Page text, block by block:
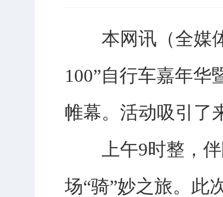
本网讯（全媒体
100”自行车嘉年华
帷幕。活动吸引了
上午9时整，伴
场“骑”妙之旅。此